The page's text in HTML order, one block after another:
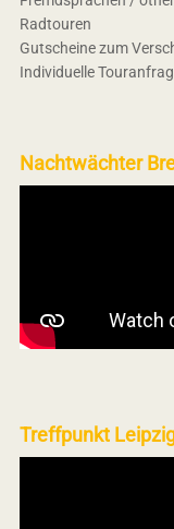
Radtouren
Gutscheine zum
Individuelle
Nachtwächter
Treffpunkt